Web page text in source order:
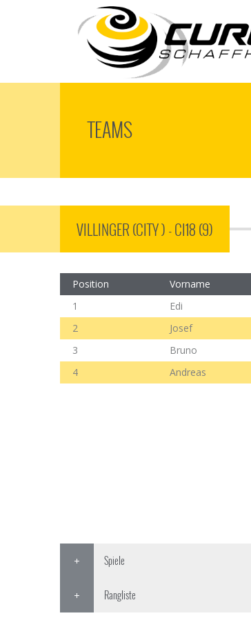
TEAMS
VILLINGER (CITY ) - CI18 (9)
Position Vorname
1
Edi
2
Josef
3
Bruno
4
Andreas
Spiele
Rangliste